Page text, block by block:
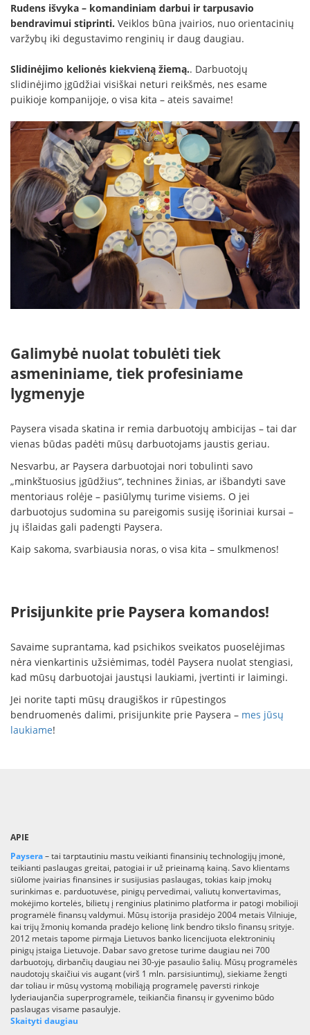
Rudens išvyka – komandiniam darbui ir tarpusavio
bendravimui stiprinti. Veiklos būna įvairios, nuo orientacinių
varžybų iki degustavimo renginių ir daug daugiau.
Slidinėjimo kelionės kiekvieną žiemą.. Darbuotojų
slidinėjimo įgūdžiai visiškai neturi reikšmės, nes esame
puikioje kompanijoje, o visa kita – ateis savaime!
Galimybė nuolat tobulėti tiek
asmeniniame, tiek profesiniame
lygmenyje
Paysera visada skatina ir remia darbuotojų ambicijas – tai dar
vienas būdas padėti mūsų darbuotojams jaustis geriau.
Nesvarbu, ar Paysera darbuotojai nori tobulinti savo
„minkštuosius įgūdžius“, technines žinias, ar išbandyti save
mentoriaus rolėje – pasiūlymų turime visiems. O jei
darbuotojus sudomina su pareigomis susiję išoriniai kursai –
jų išlaidas gali padengti Paysera.
Kaip sakoma, svarbiausia noras, o visa kita – smulkmenos!
Prisijunkite prie Paysera komandos!
Savaime suprantama, kad psichikos sveikatos puoselėjimas
nėra vienkartinis užsiėmimas, todėl Paysera nuolat stengiasi,
kad mūsų darbuotojai jaustųsi laukiami, įvertinti ir laimingi.
Jei norite tapti mūsų draugiškos ir rūpestingos
bendruomenės dalimi, prisijunkite prie Paysera – mes jūsų
laukiame!
APIE
Paysera– tai tarptautiniu mastu veikianti finansinių technologijų įmonė,
teikianti paslaugas greitai, patogiai ir už prieinamą kainą. Savo klientams
siūlome įvairias finansines ir susijusias paslaugas, tokias kaip įmokų
surinkimas e. parduotuvėse, pinigų pervedimai, valiutų konvertavimas,
mokėjimo kortelės, bilietų į renginius platinimo platforma ir patogi mobilioji
programėlė finansų valdymui. Mūsų istorija prasidėjo 2004 metais Vilniuje,
kai trijų žmonių komanda pradėjo kelionę link bendro tikslo finansų srityje.
2012 metais tapome pirmąja Lietuvos banko licencijuota elektroninių
pinigų įstaiga Lietuvoje. Dabar savo gretose turime daugiau nei 700
darbuotojų, dirbančių daugiau nei 30-yje pasaulio šalių. Mūsų programėlės
naudotojų skaičiui vis augant (virš 1 mln. parsisiuntimų), siekiame žengti
dar toliau ir mūsų vystomą mobiliąją programelę paversti rinkoje
lyderiaujančia superprogramėle, teikiančia finansų ir gyvenimo būdo
paslaugas visame pasaulyje.
Skaityti daugiau